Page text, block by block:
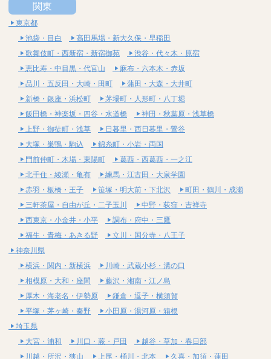
関東
東京都
池袋・目白
高田馬場・新大久保・早稲田
歌舞伎町・西新宿・新宿御苑
渋谷・代々木・原宿
恵比寿・中目黒・代官山
麻布・六本木・赤坂
品川・五反田・大崎・田町
蒲田・大森・大井町
新橋・銀座・浜松町
茅場町・人形町・八丁堀
飯田橋・神楽坂・四谷・水道橋
神田・秋葉原・浅草橋
上野・御徒町・浅草
日暮里・西日暮里・鶯谷
大塚・巣鴨・駒込
錦糸町・小岩・両国
門前仲町・木場・東陽町
葛西・西葛西・一之江
北千住・綾瀬・亀有
練馬・江古田・大泉学園
赤羽・板橋・王子
笹塚・明大前・下北沢
町田・鶴川・成瀬
三軒茶屋・自由が丘・二子玉川
中野・荻窪・吉祥寺
西東京・小金井・小平
調布・府中・三鷹
福生・青梅・あきる野
立川・国分寺・八王子
神奈川県
横浜・関内・新横浜
川崎・武蔵小杉・溝の口
相模原・大和・座間
藤沢・湘南・江ノ島
厚木・海老名・伊勢原
鎌倉・逗子・横須賀
平塚・茅ヶ崎・秦野
小田原・湯河原・箱根
埼玉県
大宮・浦和
川口・蕨・戸田
越谷・草加・春日部
川越・所沢・狭山
上尾・桶川・北本 久喜・加須・蓮田